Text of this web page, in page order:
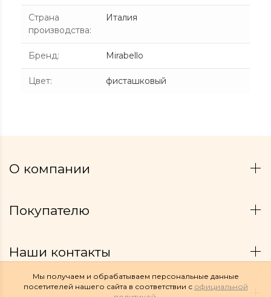
Страна
производства:
Италия
Бренд: Mirabello
Цвет: фисташковый
О компании
Покупателю
Наши контакты
Мы получаем и обрабатываем персональные данные
посетителей нашего сайта в соответствии с официальной